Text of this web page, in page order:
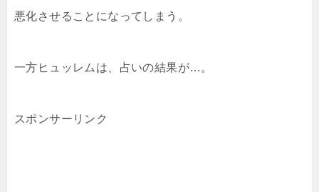
悪化させることになってしまう。
一方ヒュッレムは、占いの結果が…。
スポンサーリンク